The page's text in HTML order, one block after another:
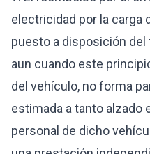
electricidad por la carga
puesto a disposición
aun cuando este
del vehículo, no forma
estimada a tanto alzado
personal de dicho